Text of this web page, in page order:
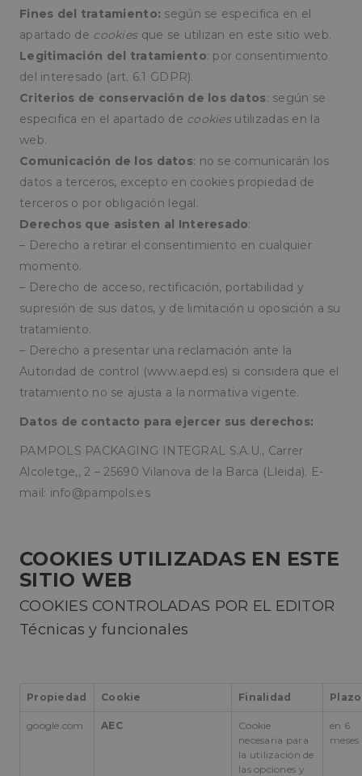
Fines del tratamiento: según se especifica en el
apartado de cookies que se utilizan en este sitio web.
Legitimación del tratamiento: por consentimiento
del interesado (art. 6.1 GDPR).
Criterios de conservación de los datos: según se
especifica en el apartado de cookies utilizadas en la
web.
Comunicación de los datos: no se comunicarán los
datos a terceros, excepto en cookies propiedad de
terceros o por obligación legal.
Derechos que asisten al Interesado:
– Derecho a retirar el consentimiento en cualquier
momento.
– Derecho de acceso, rectificación, portabilidad y
supresión de sus datos, y de limitación u oposición a su
tratamiento.
– Derecho a presentar una reclamación ante la
Autoridad de control (www.aepd.es) si considera que el
tratamiento no se ajusta a la normativa vigente.
Datos de contacto para ejercer sus derechos:
PAMPOLS PACKAGING INTEGRAL S.A.U., Carrer
Alcoletge,, 2 – 25690 Vilanova de la Barca (Lleida). E-
mail: info@pampols.es
COOKIES UTILIZADAS EN ESTE
SITIO WEB
COOKIES CONTROLADAS POR EL EDITOR
Técnicas y funcionales
Propiedad Cookie Finalidad Plazo
google.com AEC
Cookie
necesaria para
la utilización de
las opciones y
en 6
meses